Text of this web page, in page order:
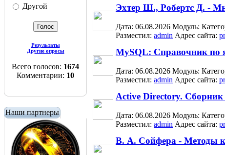
Другой
Результаты
Другие опросы
Всего голосов: 1674
Комментарии: 10
Наши партнеры
Эхтер Ш., Робертс Д. -
Дата: 06.08.2026 Модуль:
Разместил: admin Адрес сайта:
MySQL: Справочник по
Дата: 06.08.2026 Модуль:
Разместил: admin Адрес сайта:
Active Directory. Сборник
Дата: 06.08.2026 Модуль:
Разместил: admin Адрес сайта:
В. А. Сойфера - Методы